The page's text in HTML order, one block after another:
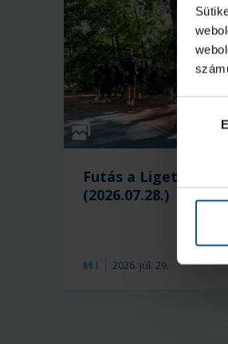
Galéria
NB I 2026. júl. 29.
Futás a Ligetben
(2026.07.28.)